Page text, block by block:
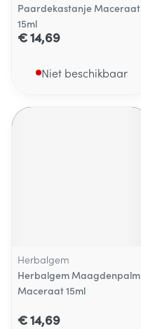
Paardekastanje Maceraat
15ml
€ 14,69
Niet beschikbaar
Herbalgem
Herbalgem Maagdenpalm
Maceraat 15ml
€ 14,69